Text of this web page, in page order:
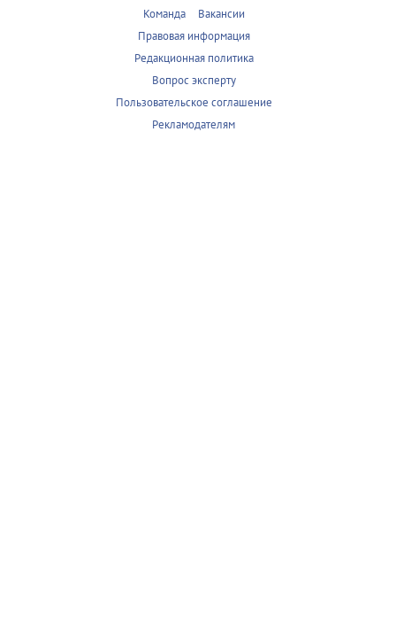
Команда
Вакансии
Правовая информация
Редакционная политика
Вопрос эксперту
Пользовательское соглашение
Рекламодателям